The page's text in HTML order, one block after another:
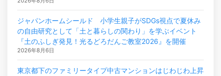
ジャパンホームシールド 小学生親子がSDGs視点で夏休み
の自由研究として「土と暮らしの関わり」を学ぶイベント
『土のふしぎ発見！光るどろだんご教室2026』を開催
2026年8月6日
東京都下のファミリータイプ中古マンションはじわじわ上昇